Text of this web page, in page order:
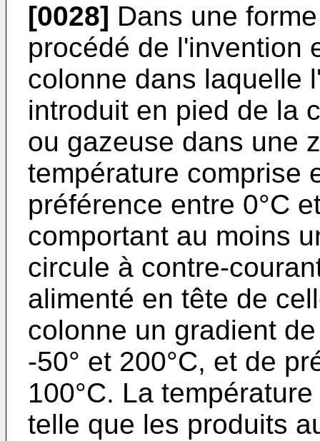
[0028] Dans une
procédé de l'invention
colonne dans laquelle
introduit en pied de la
ou gazeuse dans une
température comprise
préférence entre 0°C
comportant au moins
circule à contre-
alimenté en tête de
colonne un gradient
-50° et 200°C, et de
100°C. La
telle que les produits